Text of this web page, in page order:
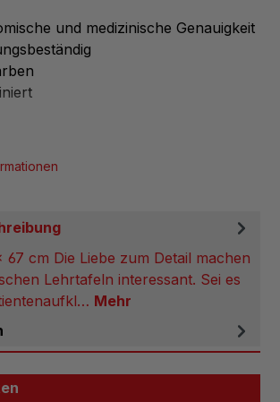
und medizinische Genauigkeit
cm Die Liebe zum Detail machen
Lehrtafeln interessant. Sei es
Mehr